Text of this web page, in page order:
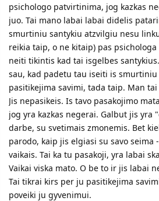
psichologo patvirtinima, jog kazkas
juo. Tai mano labai labai didelis
smurtiniu santykiu atzvilgiu nesu
reikia taip, o ne kitaip) pas
neiti tikintis kad tai isgelbes
sau, kad padetu tau iseiti is
pasitikejima savimi, tada taip. Man tai
Jis nepasikeis. Is tavo pasakojimo
jog yra kazkas negerai. Galbut jis yra
darbe, su svetimais zmonemis. Bet
parodo, kaip jis elgiasi su savo seima
vaikais. Tai ka tu pasakoji, yra labai
Vaikai viska mato. O be to ir jis labai
Tai tikrai kirs per ju pasitikejima
poveiki ju gyvenimui.